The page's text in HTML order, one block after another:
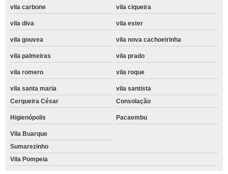
vila carbone vila ciqueira
vila diva vila ester
vila gouvea vila nova cachoeirinha
vila palmeiras vila prado
vila romero vila roque
vila santa maria
vila santista
Cerqueira César
Consolação
Higienópolis Pacaembu
Vila Buarque
Sumarezinho
Vila Pompeia